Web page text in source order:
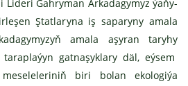
Gahryman Arkadagymyz ýaňy-
Ştatlaryna iş saparyny amala
amala aşyran taryhy
gatnaşyklary däl, eýsem
biri bolan ekologiýa